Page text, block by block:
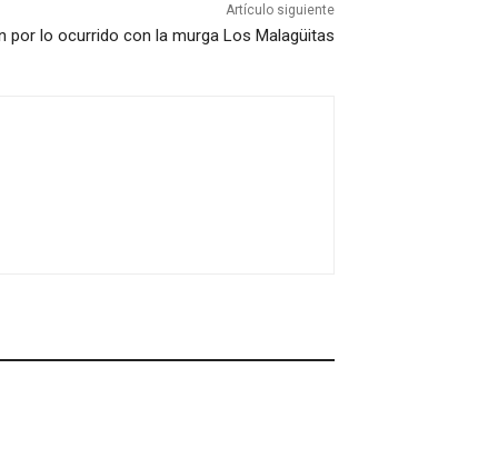
Artículo siguiente
por lo ocurrido con la murga Los Malagüitas